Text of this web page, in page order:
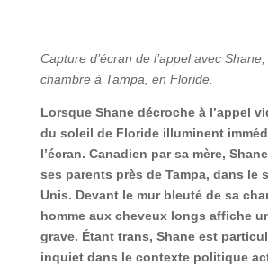
Capture d’écran de l’appel avec
chambre à Tampa, en Floride.
Lorsque Shane décroche à l’appel
du soleil de Floride illuminent
l’écran. Canadien par sa mère,
ses parents près de Tampa, dans le
Unis. Devant le mur bleuté de sa
homme aux cheveux longs affiche
grave. Étant trans, Shane est
inquiet dans le contexte politique